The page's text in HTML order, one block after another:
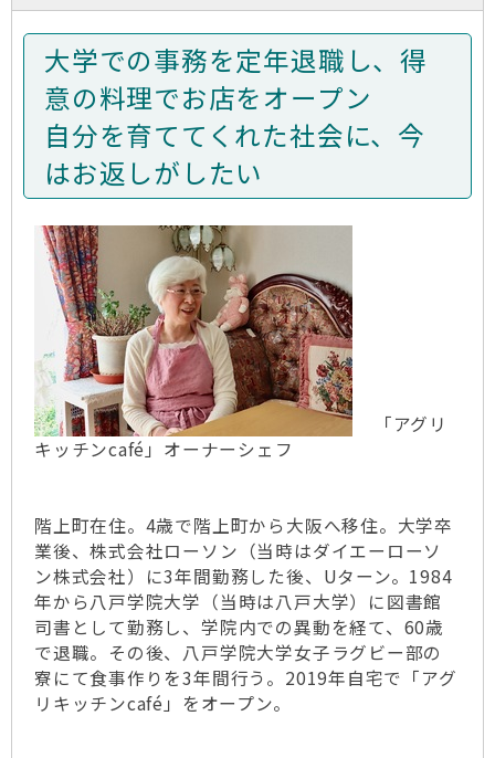
大学での事務を定年退職し、得
意の料理でお店をオープン
自分を育ててくれた社会に、今
はお返しがしたい
「アグリ
キッチンcafé」オーナーシェフ
階上町在住。4歳で階上町から大阪へ移住。大学卒
業後、株式会社ローソン（当時はダイエーローソ
ン株式会社）に3年間勤務した後、Uターン。1984
年から八戸学院大学（当時は八戸大学）に図書館
司書として勤務し、学院内での異動を経て、60歳
で退職。その後、八戸学院大学女子ラグビー部の
寮にて食事作りを3年間行う。2019年自宅で「アグ
リキッチンcafé」をオープン。